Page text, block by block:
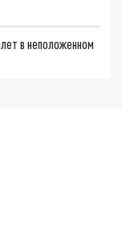
в неположенном